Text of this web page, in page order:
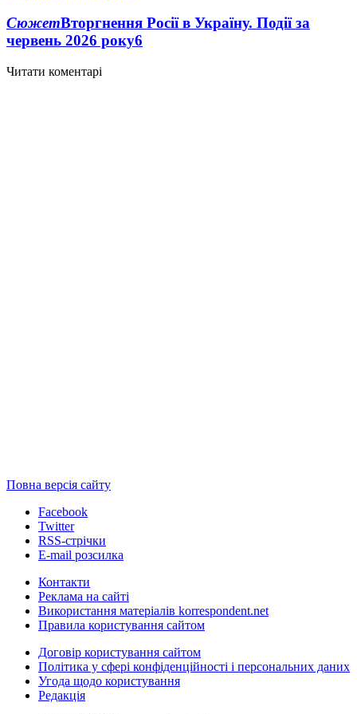
СюжетВторгнення Росії в Україну. Події за
червень 2026 року6
Читати коментарі
Повна версія сайту
Facebook
Twitter
RSS-стрічки
E-mail розсилка
Контакти
Реклама на сайті
Використання матеріалів korrespondent.net
Правила користування сайтом
Договір користування сайтом
Політика у сфері конфіденційності і персональних даних
Угода щодо користування
Редакція